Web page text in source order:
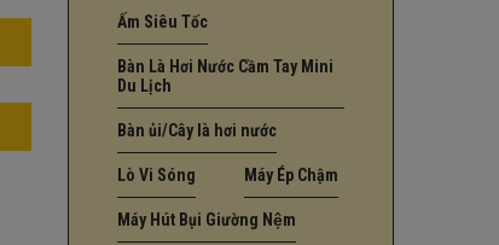
Ấm Siêu Tốc
Bàn Là Hơi Nước Cầm Tay Mini
Du Lịch
Bàn ủi/Cây là hơi nước
Lò Vi Sóng Máy Ép Chậm
Máy Hút Bụi Giường Nệm